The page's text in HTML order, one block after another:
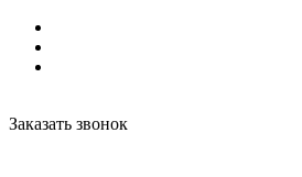
Заказать звонок